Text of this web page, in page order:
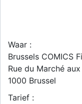
Waar :
Brussels COMICS
Rue du Marché
1000 Brussel
Tarief :